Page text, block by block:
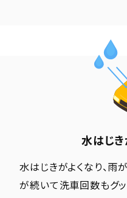
水はじき
水はじきがよくなり、雨
が続いて洗車回数もグッ